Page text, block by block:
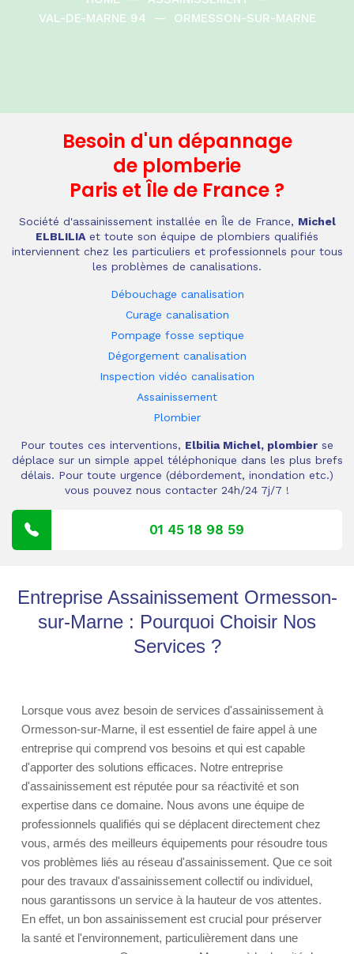
VAL-DE-MARNE 94
— ORMESSON-SUR-MARNE
Besoin d'un dépannage
de plomberie
Paris et Île de France ?
Société d'assainissement installée en Île de France, Michel
ELBLILIA et toute son équipe de plombiers qualifiés
interviennent chez les particuliers et professionnels pour tous
les problèmes de canalisations.
Débouchage canalisation
Curage canalisation
Pompage fosse septique
Dégorgement canalisation
Inspection vidéo canalisation
Assainissement
Plombier
Pour toutes ces interventions, Elbilia Michel, plombier se
déplace sur un simple appel téléphonique dans les plus brefs
délais. Pour toute urgence (débordement, inondation etc.)
vous pouvez nous contacter 24h/24 7j/7 !
01 45 18 98 59
Entreprise Assainissement Ormesson-
sur-Marne : Pourquoi Choisir Nos
Services ?
Lorsque vous avez besoin de services d'assainissement à
Ormesson-sur-Marne, il est essentiel de faire appel à une
entreprise qui comprend vos besoins et qui est capable
d'apporter des solutions efficaces. Notre entreprise
d'assainissement est réputée pour sa réactivité et son
expertise dans ce domaine. Nous avons une équipe de
professionnels qualifiés qui se déplacent directement chez
vous, armés des meilleurs équipements pour résoudre tous
vos problèmes liés au réseau d'assainissement. Que ce soit
pour des travaux d'assainissement collectif ou individuel,
nous garantissons un service à la hauteur de vos attentes.
En effet, un bon assainissement est crucial pour préserver
la santé et l'environnement, particulièrement dans une